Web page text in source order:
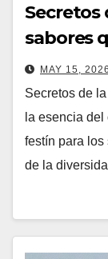
Secretos
sabores
delMAY 15, 2026
Secretos de
la esencia
festín para
de la